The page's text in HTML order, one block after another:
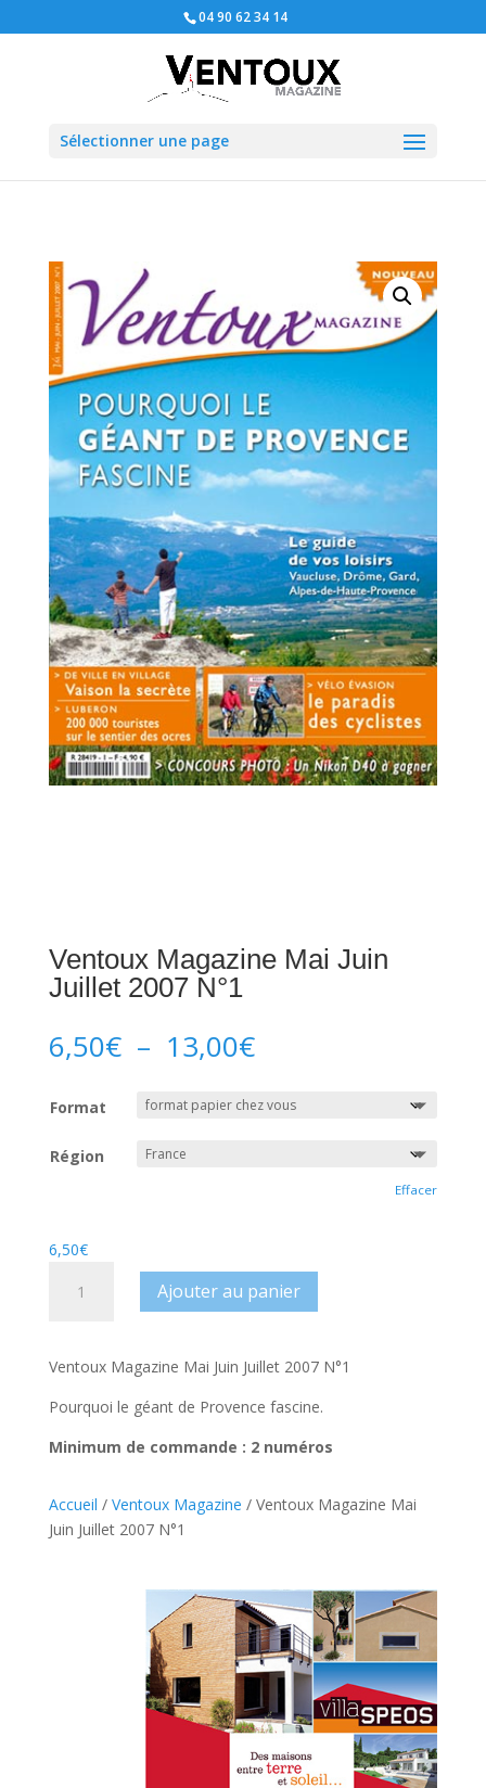
04 90 62 34 14
Sélectionner une page
Ventoux Magazine Mai Juin
Juillet 2007 N°1
6,50€ – 13,00€Plage
de
prix :
6,50€
Format
Région
Effacer
6,50€
Mai
Juin
2007
Ajouter au panier
Ventoux Magazine Mai Juin Juillet 2007 N°1
Pourquoi le géant de Provence fascine.
Minimum de commande : 2 numéros
Accueil / Ventoux Magazine / Ventoux Magazine Mai
Juin Juillet 2007 N°1